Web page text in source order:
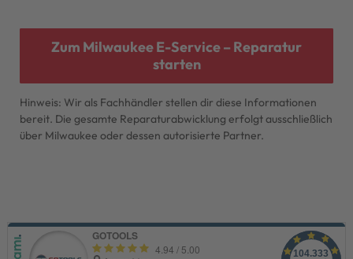
Zum Milwaukee E-Service – Reparatur
starten
Hinweis: Wir als Fachhändler stellen dir diese Informationen
bereit. Die gesamte Reparaturabwicklung erfolgt ausschließlich
über Milwaukee oder dessen autorisierte Partner.